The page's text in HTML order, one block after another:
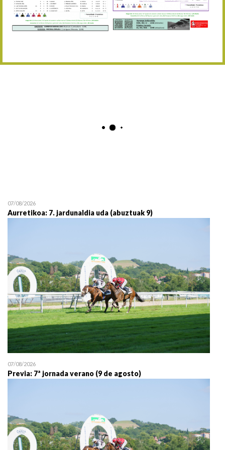
Abuztaren 12a / 12 de
15/08 17:05 Abuztuaren 15a / 15 de
30/08 17:30 Abuztuaren 30a / 30 de
13/09 17:30
19/07 11:30 Uztailaren 19a / 19 de
07/08/2026
Aurretikoa: 7. jardunaldia uda (abuztuak 9)
07/08/2026
Previa: 7ª jornada verano (9 de agosto)